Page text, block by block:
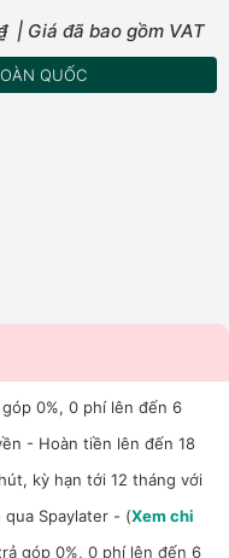
| Giá đã bao gồm VAT
QUỐC
0%, 0 phí lên đến 6
- Hoàn tiền lên đến 18
kỳ hạn tới 12 tháng với
Spaylater - (Xem chi
góp 0%, 0 phí lên đến 6